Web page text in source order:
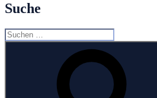
Suche
Suche
nach: